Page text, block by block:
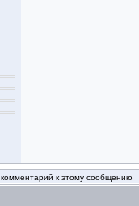
к этому сообщению